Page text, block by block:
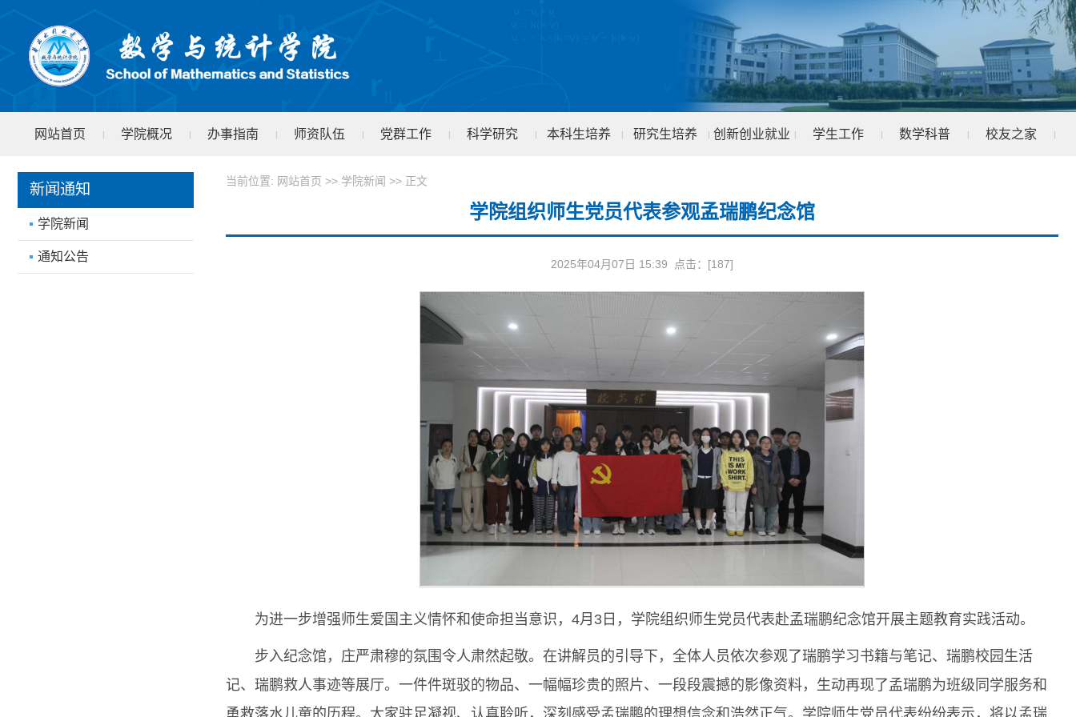
网站首页 | 学院概况 | 办事指南 | 师资队伍 | 党群工作 | 科学研究 | 本科生培养 | 研究生培养 | 创新创业就业 | 学生工作 | 数学科普 | 校友之家 |
学院文件
新闻通知
学院新闻
通知公告
当前位置: 网站首页 >> 学院新闻 >> 正文
学院组织师生党员代表参观孟瑞鹏纪念馆
2025年04月07日 15:39 点击：[187]
为进一步增强师生爱国主义情怀和使命担当意识，4月3日，学院组织师生党员代表赴孟瑞鹏纪念馆开展主题教育实践活动。
步入纪念馆，庄严肃穆的氛围令人肃然起敬。在讲解员的引导下，全体人员依次参观了瑞鹏学习书籍与笔记、瑞鹏校园生活
记、瑞鹏救人事迹等展厅。一件件斑驳的物品、一幅幅珍贵的照片、一段段震撼的影像资料，生动再现了孟瑞鹏为班级同学服务和